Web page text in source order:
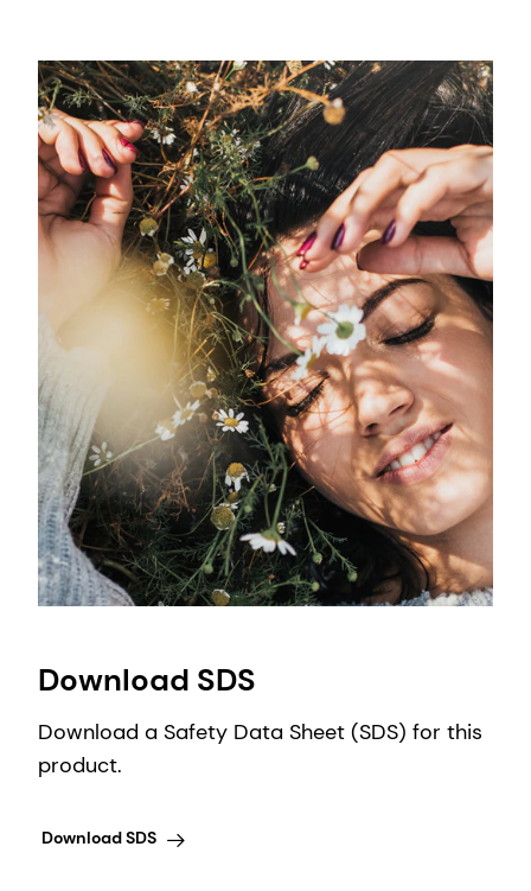
Download SDS
Download a Safety Data Sheet (SDS) for this
product.
Download SDS